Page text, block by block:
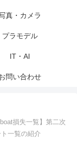
真・カメラ
プラモデル
IT・AI
問い合わせ
損失一覧】第二次
一覧の紹介